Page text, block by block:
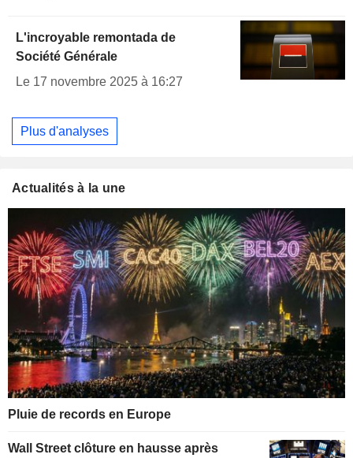
L'incroyable remontada de
Société Générale
Le 17 novembre 2025 à 16:27
Plus d'analyses
Actualités à la une
Pluie de records en Europe
Wall Street clôture en hausse après